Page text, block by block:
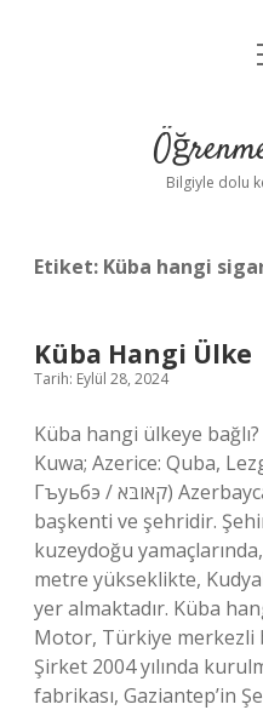
Bilgiyle dolu
Etiket: Küba hangi
Küba Hangi Ülke
Tarih: Eylül 28, 2024
Küba hangi ülkeye
Kuwa; Azerice: Quba,
Гъуьбэ / קאובּא) Azerbaycan’ın Kuba İlçesi’nin
başkenti ve şehridir.
kuzeydoğu
metre yükseklikte, Kudyal
yer almaktadır. Küba
Motor, Türkiye
Şirket 2004 yılında
fabrikası, Gaziantep’in